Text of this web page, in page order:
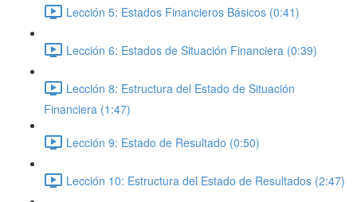
Lección 5: Estados Financieros Básicos (0:41)
Lección 6: Estados de Situación Financiera (0:39)
Lección 8: Estructura del Estado de Situación
Financiera (1:47)
Lección 9: Estado de Resultado (0:50)
Lección 10: Estructura del Estado de Resultados (2:47)